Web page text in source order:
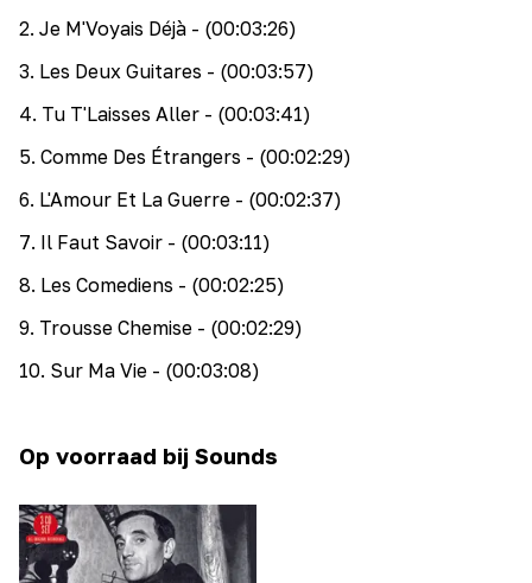
2. Je M'Voyais Déjà - (00:03:26)
3. Les Deux Guitares - (00:03:57)
4. Tu T'Laisses Aller - (00:03:41)
5. Comme Des Étrangers - (00:02:29)
6. L'Amour Et La Guerre - (00:02:37)
7. Il Faut Savoir - (00:03:11)
8. Les Comediens - (00:02:25)
9. Trousse Chemise - (00:02:29)
10. Sur Ma Vie - (00:03:08)
Op voorraad bij Sounds